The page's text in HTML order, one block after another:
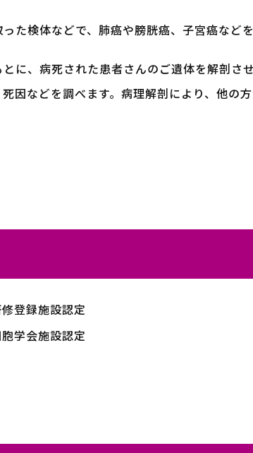
た検体などで、肺癌や膀胱癌、子宮癌などを
に、病死された患者さんのご遺体を解剖さ
因などを調べます。病理解剖により、他の
登録施設認定
学会施設認定